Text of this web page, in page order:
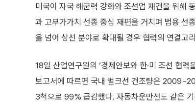
미국이 자국 해군력 강화와 조선업 재건을 위해
과 고부가가치 선종 중심 재편을 거치며 범용 선
을 넘어 상선 분야로 확대될 경우 협력의 연결고
18일 산업연구원의 ‘경제안보와 한·미 조선 협력
보고서에 따르면 국내 벌크선 건조량은
3척으로 99% 급감했다. 자동차운반선도 같은